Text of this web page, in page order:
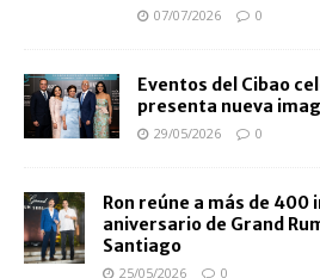
07/07/2026 0
Eventos del Cibao
presenta nueva
29/05/2026 0
Ron reúne a más de 400
aniversario de Grand
Santiago
25/05/2026 0